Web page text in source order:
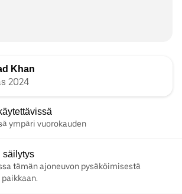
Khan
2024
ympäri vuorokauden
säilytys
tämän ajoneuvon pysäköimisestä